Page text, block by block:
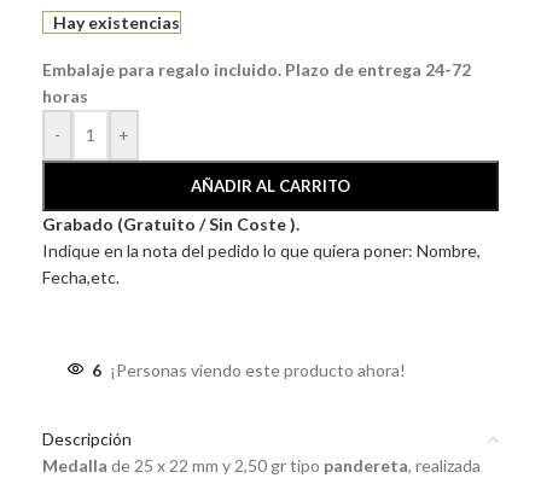
Hay existencias
Embalaje para regalo incluido. Plazo de entrega 24-72
horas
-
+
AÑADIR AL CARRITO
Grabado (Gratuito / Sin Coste ).
Indique en la nota del pedido lo que quiera poner: Nombre,
Fecha,etc.
6 ¡Personas viendo este producto ahora!
Descripción
Medalla de 25 x 22 mm y 2,50 gr tipo pandereta, realizada